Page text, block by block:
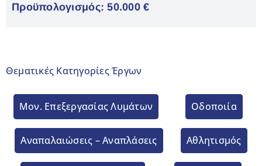
Προϋπολογισμός: 50.000 €
Θεματικές Κατηγορίες Έργων
Μον. Επεξεργασίας Λυμάτων Οδοποιία
Aναπαλαιώσεις – Αναπλάσεις Αθλητισμός